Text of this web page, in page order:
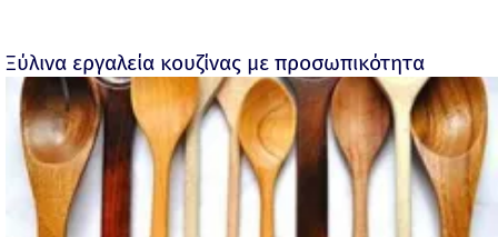
Ξύλινα εργαλεία κουζίνας με προσωπικότητα